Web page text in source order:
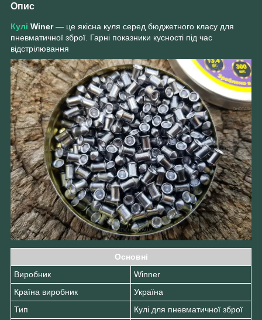
Опис
Кулі Winer— це якісна куля серед бюджетного класу для
пневматичної зброї. Гарні показники кусності під час
відстрілювання
Основні
Виробник
Winner
Країна виробник
Україна
Тип
Кулі для пневматичної зброї